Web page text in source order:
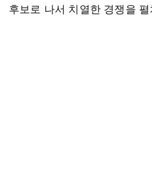
후보로 나서 치열한 경쟁을